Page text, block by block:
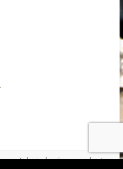
. Todos los derechos reservados. Tema